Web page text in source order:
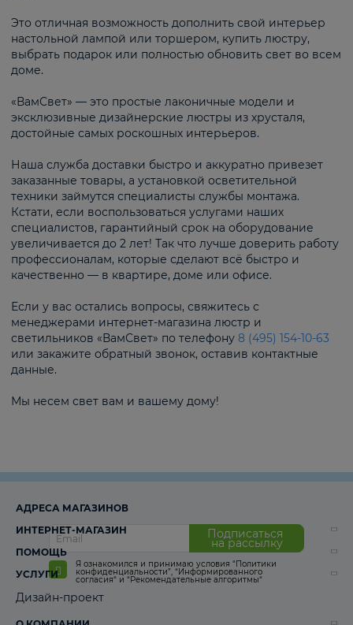
Это отличная возможность дополнить свой интерьер
настольной лампой или торшером, купить люстру,
выбрать подарок или полностью обновить свет во всем
доме.
«ВамСвет» — это простые лаконичные модели и
эксклюзивные дизайнерские люстры из хрусталя,
достойные самых роскошных интерьеров.
Наша служба доставки быстро и аккуратно привезет
заказанные товары, а установкой осветительной
техники займутся специалисты службы монтажа.
Кстати, если воспользоваться услугами наших
специалистов, гарантийный срок на оборудование
увеличивается до 2 лет! Так что лучше доверить работу
профессионалам, которые сделают всё быстро и
качественно — в квартире, доме или офисе.
Если у вас остались вопросы, свяжитесь с
менеджерами интернет-магазина люстр и
светильников «ВамСвет» по телефону 8 (495) 154-10-63
или закажите обратный звонок, оставив контактные
данные.
Мы несем свет вам и вашему дому!
Подписаться
на рассылку
Я ознакомился и принимаю условия “Политики
конфиденциальности”, “Информированного
согласия“ и “Рекомендательные алгоритмы“
АДРЕСА МАГАЗИНОВ
ИНТЕРНЕТ-МАГАЗИН
ПОМОЩЬ
УСЛУГИ
Дизайн-проект